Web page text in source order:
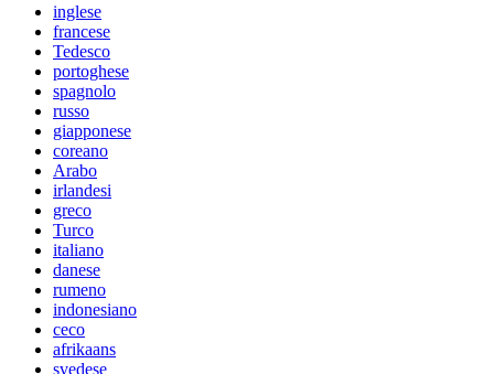
inglese
francese
Tedesco
portoghese
spagnolo
russo
giapponese
coreano
Arabo
irlandesi
greco
Turco
italiano
danese
rumeno
indonesiano
ceco
afrikaans
svedese